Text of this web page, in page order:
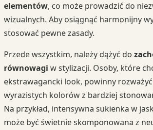
elementów, co może prowadzić do
wizualnych. Aby osiągnąć harmonijny
stosować pewne zasady.
Przede wszystkim, należy dążyć do
równowagi w stylizacji. Osoby, które
ekstrawagancki look, powinny
wyrazistych kolorów z bardziej
Na przykład, intensywna sukienka w
może być świetnie skomponowana z